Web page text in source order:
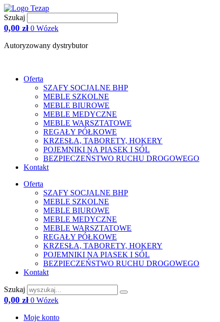
Przejdź
do
treści
Szukaj
0,00 zł 0 Wózek
Autoryzowany dystrybutor
Oferta
SZAFY SOCJALNE BHP
MEBLE SZKOLNE
MEBLE BIUROWE
MEBLE MEDYCZNE
MEBLE WARSZTATOWE
REGAŁY PÓŁKOWE
KRZESŁA, TABORETY, HOKERY
POJEMNIKI NA PIASEK I SÓL
BEZPIECZEŃSTWO RUCHU DROGOWEGO
Kontakt
Oferta
SZAFY SOCJALNE BHP
MEBLE SZKOLNE
MEBLE BIUROWE
MEBLE MEDYCZNE
MEBLE WARSZTATOWE
REGAŁY PÓŁKOWE
KRZESŁA, TABORETY, HOKERY
POJEMNIKI NA PIASEK I SÓL
BEZPIECZEŃSTWO RUCHU DROGOWEGO
Kontakt
Szukaj
0,00 zł 0 Wózek
Moje konto